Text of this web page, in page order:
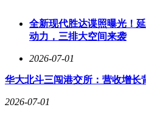
全新现代胜达谍照曝光！
动力，三排大空间来袭
2026-07-01
华大北斗三闯港交所：营收增长
2026-07-01